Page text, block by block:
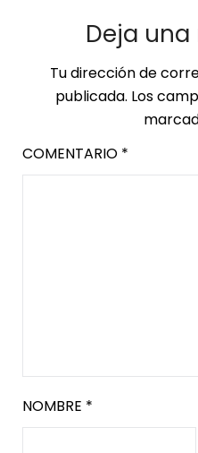
Deja
Tu dirección de
publicada. Los
COMENTARIO *
NOMBRE *